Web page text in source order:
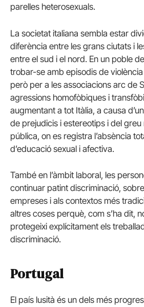
parelles heterosexuals.
La societat italiana sembla estar
diferència entre les grans ciutats i
entre el sud i el nord. En un poble
trobar-se amb episodis de
però per a les associacions arc de
agressions homofòbiques i
augmentant a tot Itàlia, a causa
de prejudicis i estereotips i del greu
pública, on es registra l’absència
d’educació sexual i afectiva.
També en l’àmbit laboral, les
continuar patint discriminació,
empreses i als contextos més
altres coses perquè, com s’ha dit,
protegeixi explícitament els
discriminació.
Portugal
El país lusità és un dels més